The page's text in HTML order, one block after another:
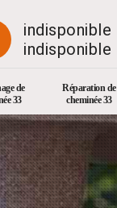
indisponible
indisponible
de
33
Réparation de
cheminée 33